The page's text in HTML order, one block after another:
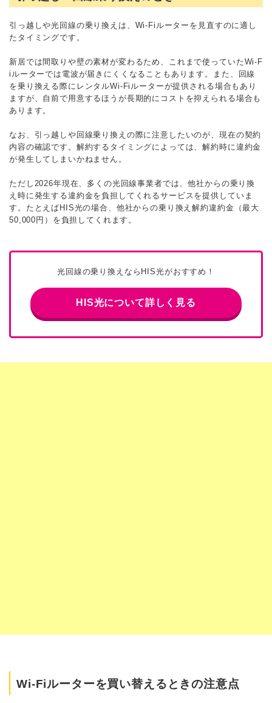
引っ越しや光回線の乗り換えは、Wi-Fiルーターを見直すのに適し
たタイミングです。
新居では間取りや壁の素材が変わるため、これまで使っていたWi-F
iルーターでは電波が届きにくくなることもあります。また、回線
を乗り換える際にレンタルWi-Fiルーターが提供される場合もあり
ますが、自前で用意するほうが長期的にコストを抑えられる場合も
あります。
なお、引っ越しや回線乗り換えの際に注意したいのが、現在の契約
内容の確認です。解約するタイミングによっては、解約時に違約金
が発生してしまいかねません。
ただし2026年現在、多くの光回線事業者では、他社からの乗り換
え時に発生する違約金を負担してくれるサービスを提供していま
す。たとえばHIS光の場合、他社からの乗り換え解約違約金（最大
50,000円）を負担してくれます。
光回線の乗り換えならHIS光がおすすめ！
HIS光について詳しく見る
Wi-Fiルーターを買い替えるときの注意点